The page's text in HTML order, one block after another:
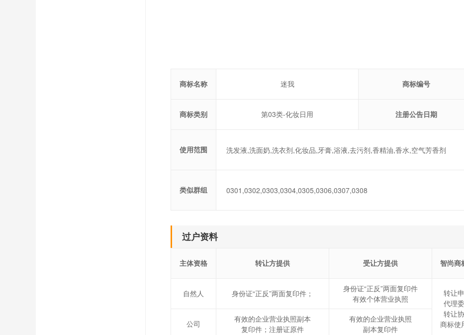
商标名称 迷我 商标编号
商标类别 第03类-化妆日用 注册公告日期
使用范围 洗发液,洗面奶,洗衣剂,化妆品,牙膏,浴液,去污剂,香精油,香水,空气芳香剂
类似群组 0301,0302,0303,0304,0305,0306,0307,0308
过户资料
主体资格 转让方提供 受让方提供 智尚商
自然人 身份证“正反”两面复印件；
身份证“正反”两面复印件
有效个体营业执照
转让
代理
转让
商标使
公司
有效的企业营业执照副本
复印件；注册证原件
有效的企业营业执照
副本复印件